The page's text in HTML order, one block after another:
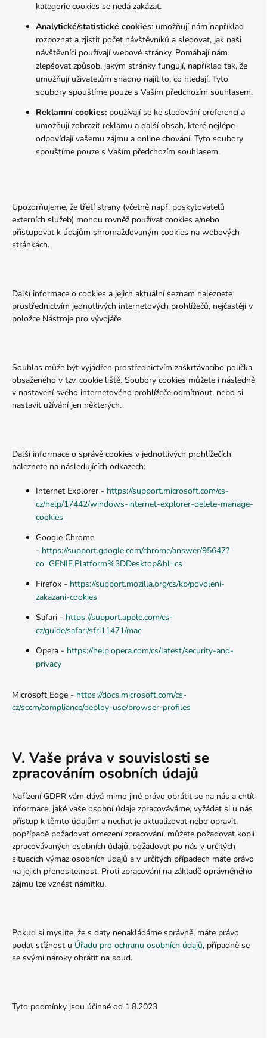
kategorie cookies se nedá zakázat.
Analytické/statistické cookies: umožňují nám například
rozpoznat a zjistit počet návštěvníků a sledovat, jak naši
návštěvníci používají webové stránky. Pomáhají nám
zlepšovat způsob, jakým stránky fungují, například tak, že
umožňují uživatelům snadno najít to, co hledají. Tyto
soubory spouštíme pouze s Vaším předchozím souhlasem.
Reklamní cookies: používají se ke sledování preferencí a
umožňují zobrazit reklamu a další obsah, které nejlépe
odpovídají vašemu zájmu a online chování. Tyto soubory
spouštíme pouze s Vaším předchozím souhlasem.
Upozorňujeme, že třetí strany (včetně např. poskytovatelů
externích služeb) mohou rovněž používat cookies a/nebo
přistupovat k údajům shromažďovaným cookies na webových
stránkách.
Další informace o cookies a jejich aktuální seznam naleznete
prostřednictvím jednotlivých internetových prohlížečů, nejčastěji v
položce Nástroje pro vývojáře.
Souhlas může být vyjádřen prostřednictvím zaškrtávacího políčka
obsaženého v tzv. cookie liště. Soubory cookies můžete i následně
v nastavení svého internetového prohlížeče odmítnout, nebo si
nastavit užívání jen některých.
Další informace o správě cookies v jednotlivých prohlížečích
naleznete na následujících odkazech:
Internet Explorer - https://support.microsoft.com/cs-
cz/help/17442/windows-internet-explorer-delete-manage-
cookies
Google Chrome
- https://support.google.com/chrome/answer/95647?
co=GENIE.Platform%3DDesktop&hl=cs
Firefox - https://support.mozilla.org/cs/kb/povoleni-
zakazani-cookies
Safari - https://support.apple.com/cs-
cz/guide/safari/sfri11471/mac
Opera - https://help.opera.com/cs/latest/security-and-
privacy
Microsoft Edge - https://docs.microsoft.com/cs-
cz/sccm/compliance/deploy-use/browser-profiles
V. Vaše práva v souvislosti se
zpracováním osobních údajů
Nařízení GDPR vám dává mimo jiné právo obrátit se na nás a chtít
informace, jaké vaše osobní údaje zpracováváme, vyžádat si u nás
přístup k těmto údajům a nechat je aktualizovat nebo opravit,
popřípadě požadovat omezení zpracování, můžete požadovat kopii
zpracovávaných osobních údajů, požadovat po nás v určitých
situacích výmaz osobních údajů a v určitých případech máte právo
na jejich přenositelnost. Proti zpracování na základě oprávněného
zájmu lze vznést námitku.
Pokud si myslíte, že s daty nenakládáme správně, máte právo
podat stížnost u Úřadu pro ochranu osobních údajů, případně se
se svými nároky obrátit na soud.
Tyto podmínky jsou účinné od 1.8.2023